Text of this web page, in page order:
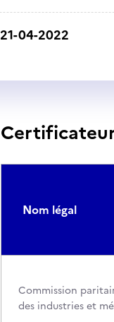
21-04-2022
Nom légal
Commission
des industries et